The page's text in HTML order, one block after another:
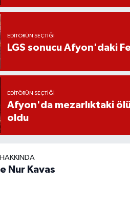
EDITÖRÜN SEÇTIĞI
LGS sonucu Afyon'daki
EDITÖRÜN SEÇTIĞI
Afyon'da mezarlıktaki
oldu
Nur Kavas